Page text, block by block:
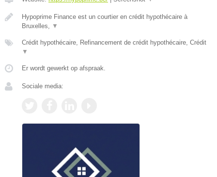
Hypoprime Finance est un courtier en crédit hypothécaire à
Bruxelles,
▼
Crédit hypothécaire, Refinancement de crédit hypothécaire, Crédit
▼
Er wordt gewerkt op afspraak.
Sociale media: